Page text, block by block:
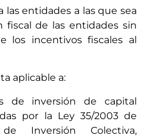
las entidades a las que sea
fiscal de las entidades sin
los incentivos fiscales al
aplicable a:
de inversión de capital
por la Ley 35/2003 de
Inversión Colectiva,